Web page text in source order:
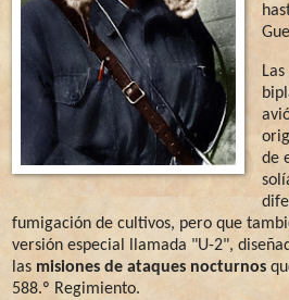
de
fumigación de cultivos, pero que
versión especial llamada "U-2",
las misiones de ataques nocturnos
588.º Regimiento.